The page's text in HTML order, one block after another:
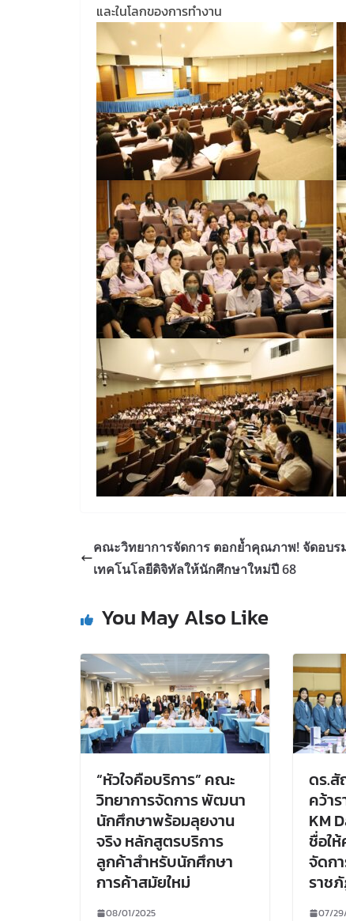
และในโลกของการทำงาน
คณะวิทยาการจัดการ ตอกย้ำคุณภาพ! จัดอบร
เทคโนโลยีดิจิทัลให้นักศึกษาใหม่ปี 68
You May Also Like
“หัวใจคือบริการ” คณะ
วิทยาการจัดการ พัฒนา
นักศึกษาพร้อมลุยงาน
จริง หลักสูตรบริการ
ลูกค้าสำหรับนักศึกษา
การค้าสมัยใหม่
08/01/2025
ดร.สั
คว้า
KM
ชื่อใ
จัดก
ราช
07/